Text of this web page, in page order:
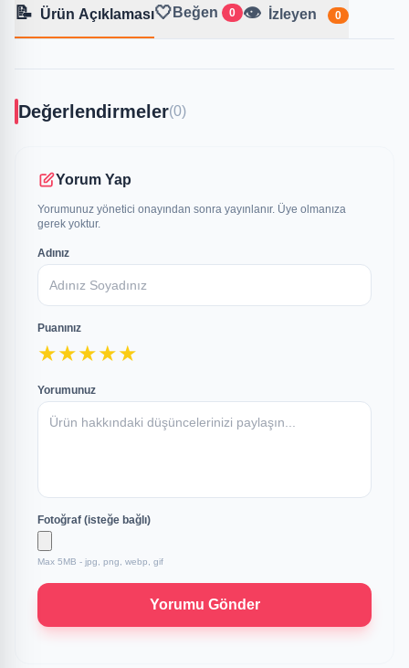
📝 Ürün Açıklaması🤍 Beğen 0 👁️ İzleyen 0
Değerlendirmeler(0)
Yorum Yap
Yorumunuz yönetici onayından sonra yayınlanır. Üye olmanıza
gerek yoktur.
Adınız
Puanınız
★★★★★
Yorumunuz
Fotoğraf (isteğe bağlı)
Max 5MB - jpg, png, webp, gif
Yorumu Gönder